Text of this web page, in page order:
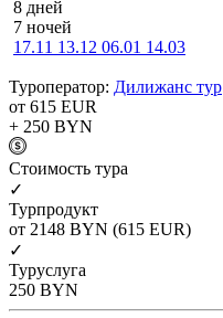
8 дней
7 ночей
17.11 13.12 06.01 14.03
Туроператор: Дилижанс тур
от 615 EUR
+ 250 BYN
Cтоимость тура
✓
Турпродукт
от 2148 BYN (615 EUR)
✓
Туруслуга
250 BYN